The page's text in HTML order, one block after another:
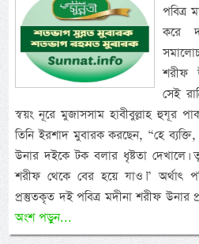
পবিত্র
করে
শরীফ
সেই
স্বয়ং নূরে মুজাসসাম হাবীবুল্লাহ হুযূর
তিনি ইরশাদ মুবারক করছেন, “হে
উনার দইকে টক বলার ধৃষ্টতা দেখালে।
শরীফ থেকে বের হয়ে যাও।” অর্থাৎ
প্রস্তুতকৃত দই পবিত্র মদীনা শরীফ উনার
অংশ পড়ুন...